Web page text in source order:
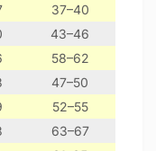
37–40
43–46
58–62
47–50
52–55
63–67